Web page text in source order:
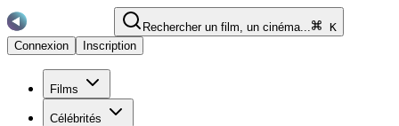
Rechercher un film, un cinéma...
K
Connexion
Inscription
Films
Célébrités